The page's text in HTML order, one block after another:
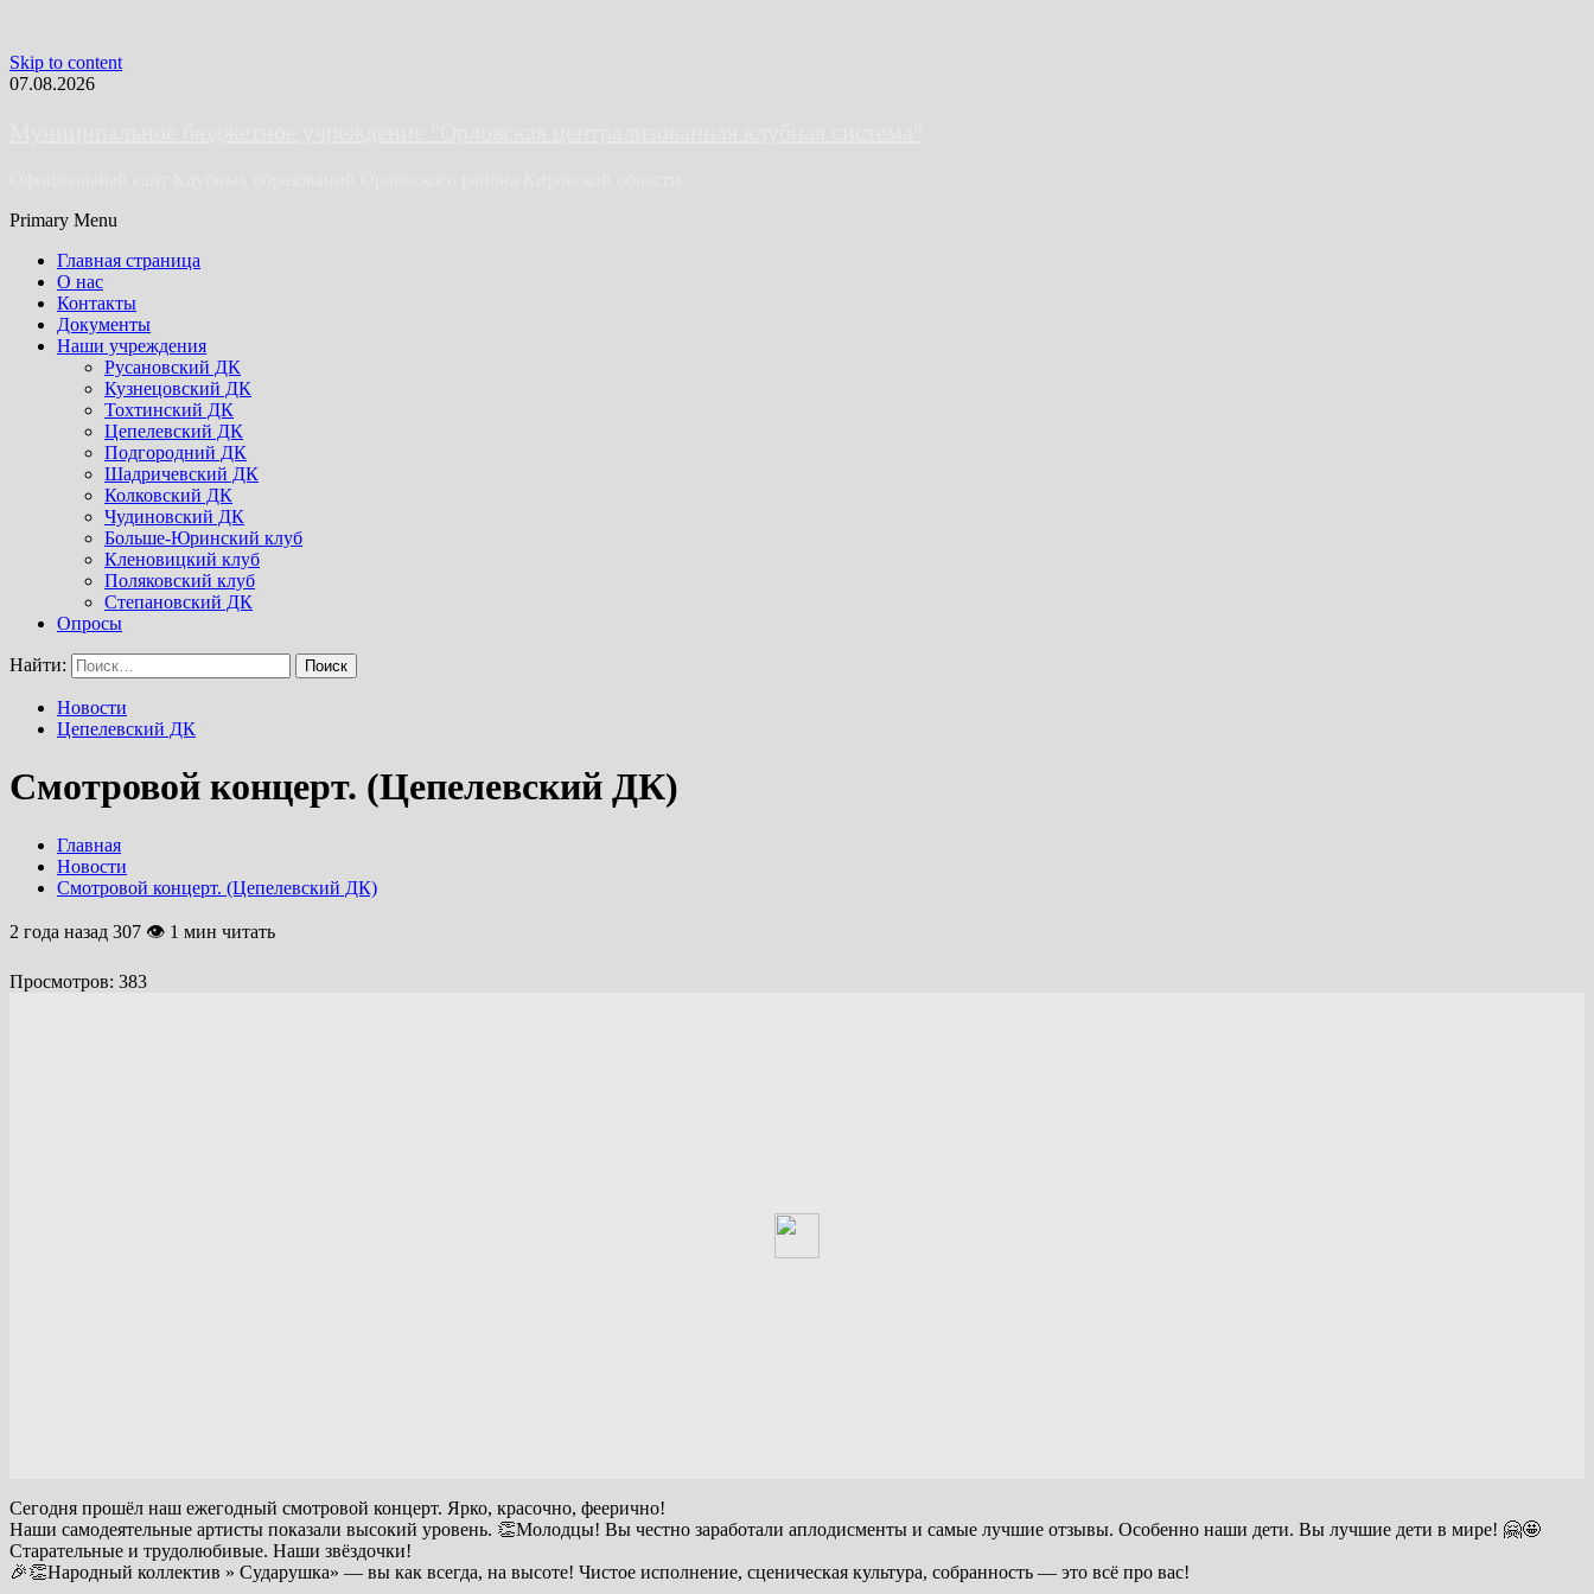
Skip to content
07.08.2026
Primary Menu
Главная страница
О нас
Контакты
Документы
Наши учреждения
Русановский ДК
Кузнецовский ДК
Тохтинский ДК
Цепелевский ДК
Подгородний ДК
Шадричевский ДК
Колковский ДК
Чудиновский ДК
Больше-Юринский клуб
Кленовицкий клуб
Поляковский клуб
Степановский ДК
Опросы
Найти:
Новости
Цепелевский ДК
Смотровой концерт. (Цепелевский ДК)
Главная
Новости
Смотровой концерт. (Цепелевский ДК)
2 года назад 307 👁 1 мин читать
Просмотров: 383
Сегодня прошёл наш ежегодный смотровой концерт. Ярко, красочно, феерично!
Наши самодеятельные артисты показали высокий уровень. 👏Молодцы! Вы честно заработали аплодисменты и самые лучшие отзывы. Особенно наши дети. Вы лучшие дети в мире! 🤗🤩
Старательные и трудолюбивые. Наши звёздочки!
🎉👏Народный коллектив » Сударушка» — вы как всегда, на высоте! Чистое исполнение, сценическая культура, собранность — это всё про вас!